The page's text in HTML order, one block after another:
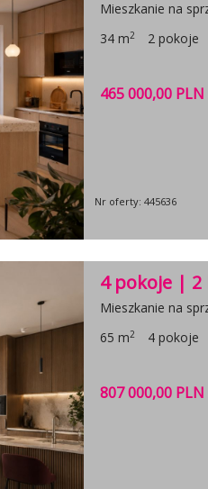
Mieszkanie na
34 m2 2 pokoje
465 000,00 PLN
Nr oferty: 445636
4 pokoje | 2
Mieszkanie na
65 m2 4 pokoje
807 000,00 PLN